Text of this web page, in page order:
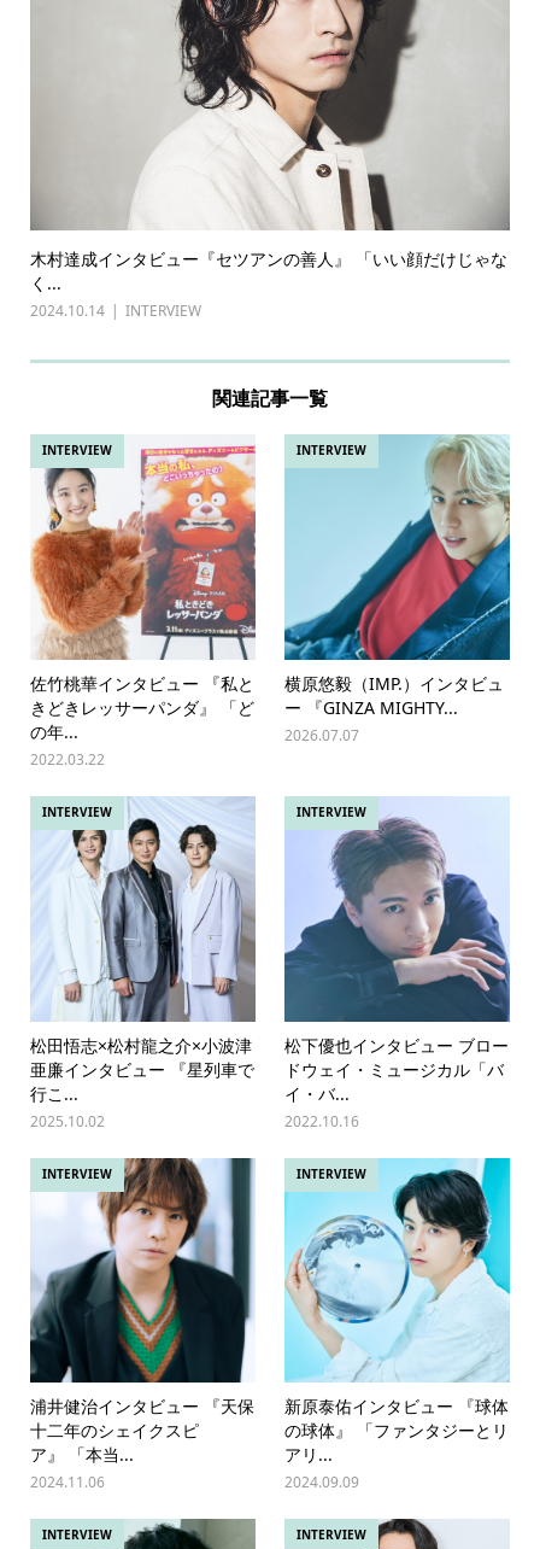
木村達成インタビュー『セツアンの善人』 「いい顔だけじゃな
く...
2024.10.14 INTERVIEW
関連記事一覧
INTERVIEW
佐竹桃華インタビュー 『私と
きどきレッサーパンダ』 「ど
の年...
2022.03.22
INTERVIEW
横原悠毅（IMP.）インタビュ
ー 『GINZA MIGHTY...
2026.07.07
INTERVIEW
松田悟志×松村龍之介×小波津
亜廉インタビュー 『星列車で
行こ...
2025.10.02
INTERVIEW
松下優也インタビュー ブロー
ドウェイ・ミュージカル「バ
イ・バ...
2022.10.16
INTERVIEW
浦井健治インタビュー 『天保
十二年のシェイクスピ
ア』 「本当...
2024.11.06
INTERVIEW
新原泰佑インタビュー 『球体
の球体』 「ファンタジーとリ
アリ...
2024.09.09
INTERVIEW INTERVIEW